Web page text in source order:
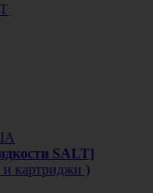
SALT]
и картриджи )